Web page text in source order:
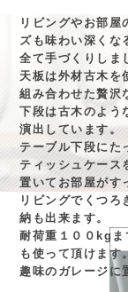
リビングやお部屋
ズも味わい深くな
全て手づくりしま
天板は外材古木を
組み合わせた贅沢
下段は古木のよう
演出しています。
テーブル下段にた
ティッシュケース
置いてお部屋がす
リビングでくつろ
納も出来ます。
耐荷重１００kgま
も使って頂けます
趣味のガレージに